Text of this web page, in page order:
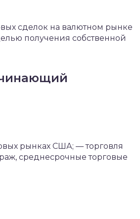
сделок на валютном рынке
получения собственной
рынках США; — торговля
среднесрочные торговые